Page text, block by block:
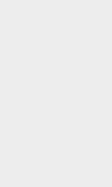
poštanskih usluga
zamjenskih poštanskih
d.o.o.
trgovačkom društvu
suglasnost na
dokument o metodologiji
HT-a za 2013., zaprimljene
odbija kao neosnovan
Telekom d.d.
d.o.o. radi donošenja
od međupovezivanja
sporu između H1
d.d., kojim se